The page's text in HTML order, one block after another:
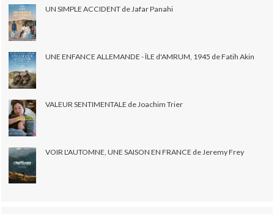
UN SIMPLE ACCIDENT de Jafar Panahi
UNE ENFANCE ALLEMANDE - ÎLE d'AMRUM, 1945 de Fatih Akin
VALEUR SENTIMENTALE de Joachim Trier
VOIR L'AUTOMNE, UNE SAISON EN FRANCE de Jeremy Frey